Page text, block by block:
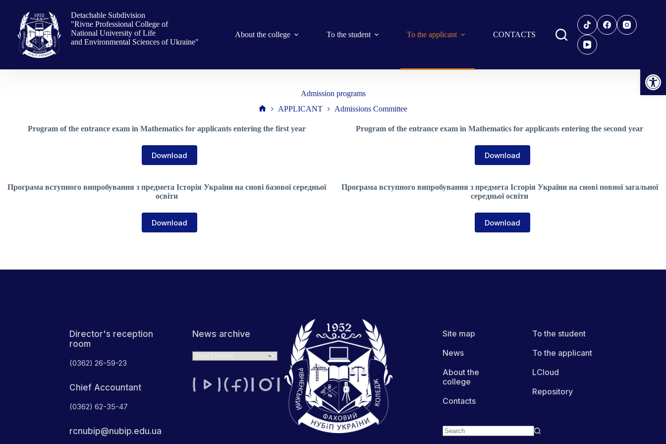
Open toolbar
content
Detachable Subdivision
"Rivne Professional College of
National University of Life
and Environmental Sciences of Ukraine"
About the college To the student To the applicant CONTACTS
Admission programs
APPLICANT Admissions Committee
Program of the entrance exam in Mathematics for applicants entering the first year
Download
Program of the entrance exam in Mathematics for applicants entering the second year
Download
Програма вступного випробування з предмета Історія України на снові базової середньої
освіти
Download
Програма вступного випробування з предмета Історія України на снові повної загальної
середньої освіти
Download
Director's reception
room
(0362) 26-59-23
Chief Accountant
(0362) 62-35-47
rcnubip@nubip.edu.ua
News archive
Site map
News
About the
college
Contacts
To the student
To the applicant
LCloud
Repository